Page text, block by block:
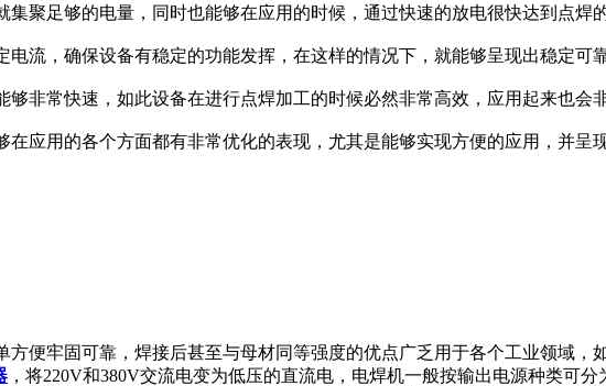
聚足够的电量，同时也能够在应用的时候，通过快速的放电很快达到点焊
流，确保设备有稳定的功能发挥，在这样的情况下，就能够呈现出稳定可
非常快速，如此设备在进行点焊加工的时候必然非常高效，应用起来也会
应用的各个方面都有非常优化的表现，尤其是能够实现方便的应用，并呈
方便牢固可靠，焊接后甚至与母材同等强度的优点广乏用于各个工业领域，
，将220V和380V交流电变为低压的直流电，电焊机一般按输出电源种类可